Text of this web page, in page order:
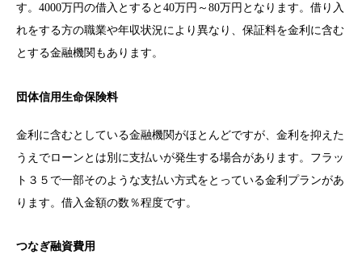
す。4000万円の借入とすると40万円～80万円となります。借り入
れをする方の職業や年収状況により異なり、保証料を金利に含む
とする金融機関もあります。
団体信用生命保険料
金利に含むとしている金融機関がほとんどですが、金利を抑えた
うえでローンとは別に支払いが発生する場合があります。フラッ
ト３５で一部そのような支払い方式をとっている金利プランがあ
ります。借入金額の数％程度です。
つなぎ融資費用